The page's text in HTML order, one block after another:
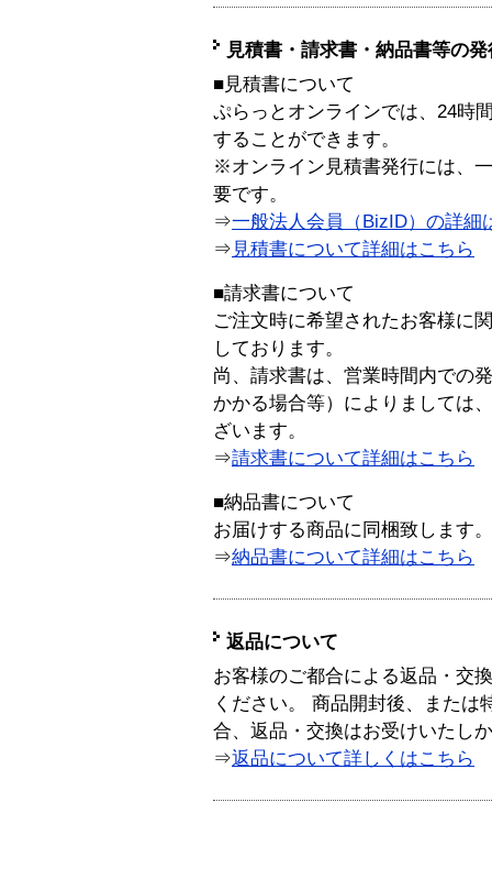
見積書・請求書・納品書等の
■見積書について
ぷらっとオンラインでは、24時
することができます。
※オンライン見積書発行には、
要です。
⇒一般法人会員（BizID）の詳細
⇒ 見積書について詳細はこちら
■請求書について
ご注文時に希望されたお客様に
しております。
尚、請求書は、営業時間内での
かかる場合等）によりましては
ざいます。
⇒請求書について詳細はこちら
■納品書について
お届けする商品に同梱致します。
⇒納品書について詳細はこちら
返品について
お客様のご都合による返品・交
ください。 商品開封後、または
合、返品・交換はお受けいたし
⇒返品について詳しくはこちら